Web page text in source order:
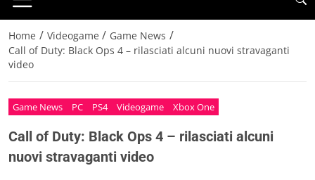
Home / Videogame / Game News /
Call of Duty: Black Ops 4 – rilasciati alcuni nuovi stravaganti
video
Game News PC PS4 Videogame Xbox One
Call of Duty: Black Ops 4 – rilasciati alcuni
nuovi stravaganti video